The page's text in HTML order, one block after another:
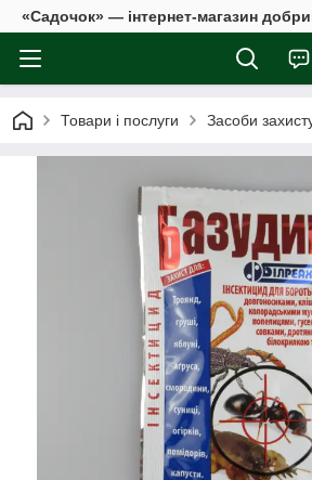
«Садочок» — інтернет-магазин
Товари і послуги Засоби